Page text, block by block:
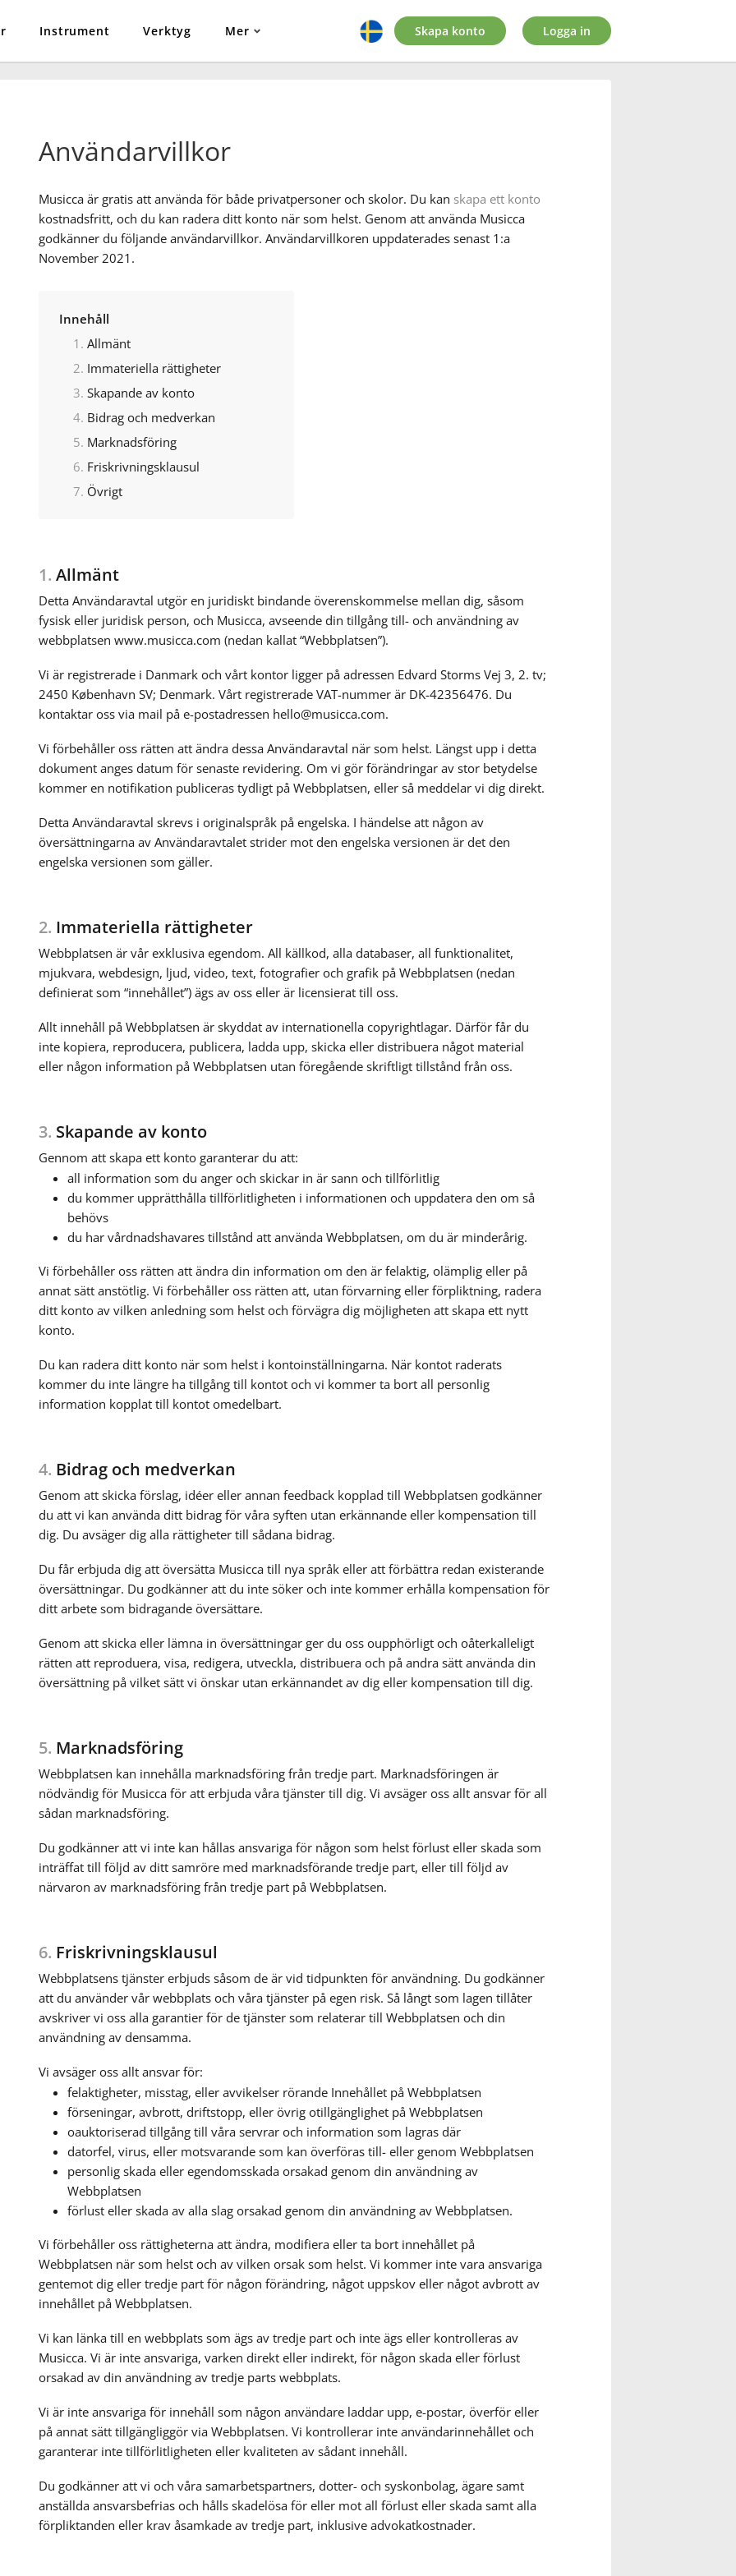
Instrument Verktyg Mer Skapa konto Logga in
Användarvillkor
Musicca är gratis att använda för både privatpersoner och skolor. Du kan skapa ett konto
kostnadsfritt, och du kan radera ditt konto när som helst. Genom att använda Musicca
godkänner du följande användarvillkor. Användarvillkoren uppdaterades senast 1:a
November 2021.
Innehåll
Allmänt
Immateriella rättigheter
Skapande av konto
Bidrag och medverkan
Marknadsföring
Friskrivningsklausul
Övrigt
1. Allmänt
Detta Användaravtal utgör en juridiskt bindande överenskommelse mellan dig, såsom
fysisk eller juridisk person, och Musicca, avseende din tillgång till- och användning av
webbplatsen www.musicca.com (nedan kallat “Webbplatsen”).
Vi är registrerade i Danmark och vårt kontor ligger på adressen Edvard Storms Vej 3, 2. tv;
2450 København SV; Denmark. Vårt registrerade VAT-nummer är DK-42356476. Du
kontaktar oss via mail på e-postadressen hello@musicca.com.
Vi förbehåller oss rätten att ändra dessa Användaravtal när som helst. Längst upp i detta
dokument anges datum för senaste revidering. Om vi gör förändringar av stor betydelse
kommer en notifikation publiceras tydligt på Webbplatsen, eller så meddelar vi dig direkt.
Detta Användaravtal skrevs i originalspråk på engelska. I händelse att någon av
översättningarna av Användaravtalet strider mot den engelska versionen är det den
engelska versionen som gäller.
2. Immateriella rättigheter
Webbplatsen är vår exklusiva egendom. All källkod, alla databaser, all funktionalitet,
mjukvara, webdesign, ljud, video, text, fotografier och grafik på Webbplatsen (nedan
definierat som “innehållet”) ägs av oss eller är licensierat till oss.
Allt innehåll på Webbplatsen är skyddat av internationella copyrightlagar. Därför får du
inte kopiera, reproducera, publicera, ladda upp, skicka eller distribuera något material
eller någon information på Webbplatsen utan föregående skriftligt tillstånd från oss.
3. Skapande av konto
Gennom att skapa ett konto garanterar du att:
all information som du anger och skickar in är sann och tillförlitlig
du kommer upprätthålla tillförlitligheten i informationen och uppdatera den om så
behövs
du har vårdnadshavares tillstånd att använda Webbplatsen, om du är minderårig.
Vi förbehåller oss rätten att ändra din information om den är felaktig, olämplig eller på
annat sätt anstötlig. Vi förbehåller oss rätten att, utan förvarning eller förpliktning, radera
ditt konto av vilken anledning som helst och förvägra dig möjligheten att skapa ett nytt
konto.
Du kan radera ditt konto när som helst i kontoinställningarna. När kontot raderats
kommer du inte längre ha tillgång till kontot och vi kommer ta bort all personlig
information kopplat till kontot omedelbart.
4. Bidrag och medverkan
Genom att skicka förslag, idéer eller annan feedback kopplad till Webbplatsen godkänner
du att vi kan använda ditt bidrag för våra syften utan erkännande eller kompensation till
dig. Du avsäger dig alla rättigheter till sådana bidrag.
Du får erbjuda dig att översätta Musicca till nya språk eller att förbättra redan existerande
översättningar. Du godkänner att du inte söker och inte kommer erhålla kompensation för
ditt arbete som bidragande översättare.
Genom att skicka eller lämna in översättningar ger du oss oupphörligt och oåterkalleligt
rätten att reproduera, visa, redigera, utveckla, distribuera och på andra sätt använda din
översättning på vilket sätt vi önskar utan erkännandet av dig eller kompensation till dig.
5. Marknadsföring
Webbplatsen kan innehålla marknadsföring från tredje part. Marknadsföringen är
nödvändig för Musicca för att erbjuda våra tjänster till dig. Vi avsäger oss allt ansvar för all
sådan marknadsföring.
Du godkänner att vi inte kan hållas ansvariga för någon som helst förlust eller skada som
inträffat till följd av ditt samröre med marknadsförande tredje part, eller till följd av
närvaron av marknadsföring från tredje part på Webbplatsen.
6. Friskrivningsklausul
Webbplatsens tjänster erbjuds såsom de är vid tidpunkten för användning. Du godkänner
att du använder vår webbplats och våra tjänster på egen risk. Så långt som lagen tillåter
avskriver vi oss alla garantier för de tjänster som relaterar till Webbplatsen och din
användning av densamma.
Vi avsäger oss allt ansvar för:
felaktigheter, misstag, eller avvikelser rörande Innehållet på Webbplatsen
förseningar, avbrott, driftstopp, eller övrig otillgänglighet på Webbplatsen
oauktoriserad tillgång till våra servrar och information som lagras där
datorfel, virus, eller motsvarande som kan överföras till- eller genom Webbplatsen
personlig skada eller egendomsskada orsakad genom din användning av
Webbplatsen
förlust eller skada av alla slag orsakad genom din användning av Webbplatsen.
Vi förbehåller oss rättigheterna att ändra, modifiera eller ta bort innehållet på
Webbplatsen när som helst och av vilken orsak som helst. Vi kommer inte vara ansvariga
gentemot dig eller tredje part för någon förändring, något uppskov eller något avbrott av
innehållet på Webbplatsen.
Vi kan länka till en webbplats som ägs av tredje part och inte ägs eller kontrolleras av
Musicca. Vi är inte ansvariga, varken direkt eller indirekt, för någon skada eller förlust
orsakad av din användning av tredje parts webbplats.
Vi är inte ansvariga för innehåll som någon användare laddar upp, e-postar, överför eller
på annat sätt tillgängliggör via Webbplatsen. Vi kontrollerar inte användarinnehållet och
garanterar inte tillförlitligheten eller kvaliteten av sådant innehåll.
Du godkänner att vi och våra samarbetspartners, dotter- och syskonbolag, ägare samt
anställda ansvarsbefrias och hålls skadelösa för eller mot all förlust eller skada samt alla
förpliktanden eller krav åsamkade av tredje part, inklusive advokatkostnader.